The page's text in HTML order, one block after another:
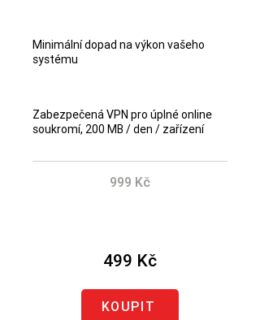
Minimální dopad na výkon vašeho
systému
Zabezpečená VPN pro úplné online
soukromí, 200 MB / den / zařízení
999 Kč
499 Kč
KOUPIT